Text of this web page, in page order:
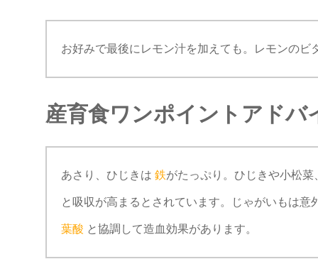
お好みで最後にレモン汁を加えても。レモンのビ
産育食ワンポイントアドバ
あさり、ひじきは 鉄がたっぷり。ひじきや小松
と吸収が高まるとされています。じゃがいもは
葉酸 と協調して造血効果があります。